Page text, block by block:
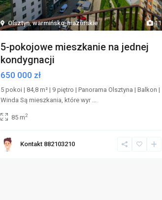
11
Olsztyn,warmińsko-mazurskie
5-pokojowe mieszkanie na jednej
kondygnacji
650 000 zł
5 pokoi | 84,8 m² | 9 piętro | Panorama Olsztyna | Balkon |
Winda Są mieszkania, które wyr
85 m2
Kontakt 882103210